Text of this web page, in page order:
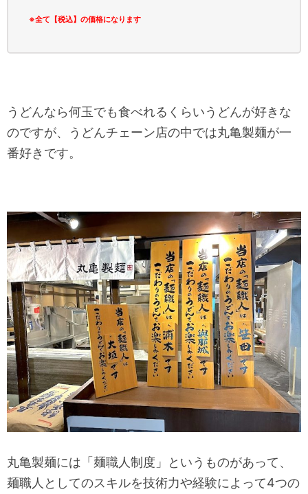
※全て【税込】の価格になります
うどんなら何玉でも食べれるくらいうどんが好きな
のですが、うどんチェーン店の中では丸亀製麺が一
番好きです。
丸亀製麺には「麺職人制度」というものがあって、
麺職人としてのスキルを技術力や経験によって4つの